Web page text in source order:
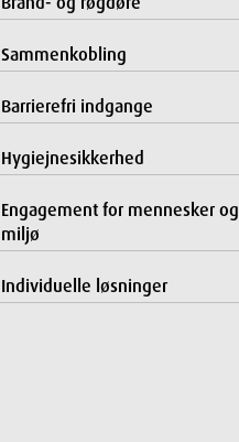
Sammenkobling
Barrierefri indgange
Hygiejnesikkerhed
Engagement for mennesker og
miljø
Individuelle løsninger